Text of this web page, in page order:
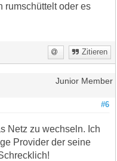
rumschüttelt oder es
Zitieren
Junior Member
#6
Netz zu wechseln. Ich
Provider der seine